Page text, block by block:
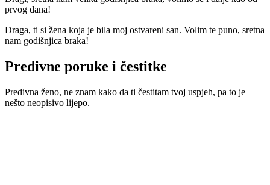
prvog dana!
Draga, ti si žena koja je bila moj ostvareni san. Volim te puno, sretna
nam godišnjica braka!
Predivne poruke i čestitke
Predivna ženo, ne znam kako da ti čestitam tvoj uspjeh, pa to je
nešto neopisivo lijepo.